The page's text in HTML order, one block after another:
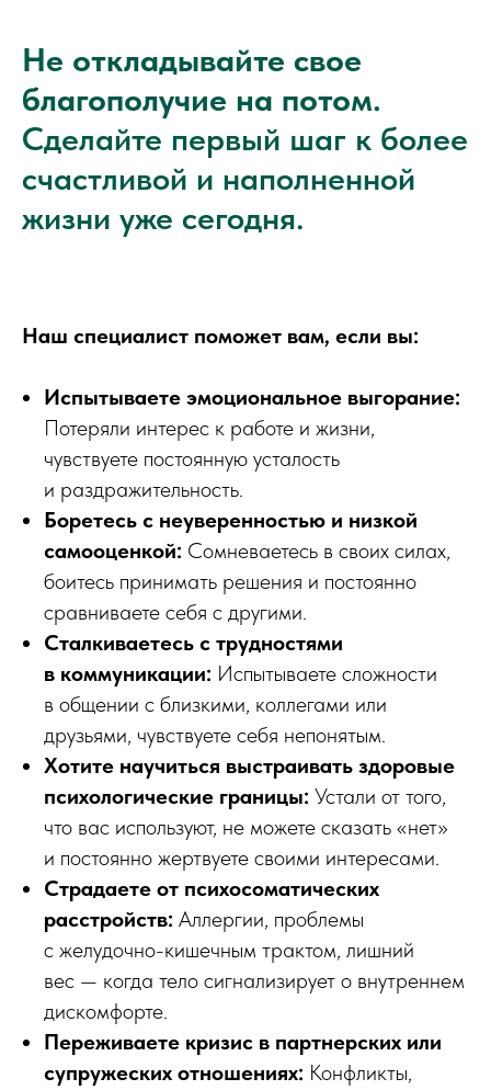
Не откладывайте свое
благополучие на потом.
Сделайте первый шаг к более
счастливой и наполненной
жизни уже сегодня.
Наш специалист поможет вам, если вы:
Испытываете эмоциональное выгорание:
Потеряли интерес к работе и жизни,
чувствуете постоянную усталость
и раздражительность.
Боретесь с неуверенностью и низкой
самооценкой: Сомневаетесь в своих силах,
боитесь принимать решения и постоянно
сравниваете себя с другими.
Сталкиваетесь с трудностями
в коммуникации: Испытываете сложности
в общении с близкими, коллегами или
друзьями, чувствуете себя непонятым.
Хотите научиться выстраивать здоровые
психологические границы: Устали от того,
что вас используют, не можете сказать «нет»
и постоянно жертвуете своими интересами.
Страдаете от психосоматических
расстройств: Аллергии, проблемы
с желудочно-кишечным трактом, лишний
вес — когда тело сигнализирует о внутреннем
дискомфорте.
Переживаете кризис в партнерских или
супружеских отношениях: Конфликты,